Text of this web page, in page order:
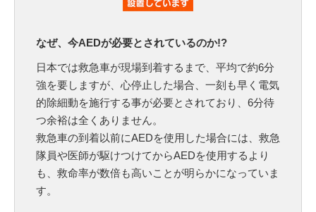
なぜ、今AEDが必要とされているのか!?
日本では救急車が現場到着するまで、平均で約6分
強を要しますが、心停止した場合、一刻も早く電気
的除細動を施行する事が必要とされており、6分待
つ余裕は全くありません。
救急車の到着以前にAEDを使用した場合には、救急
隊員や医師が駆けつけてからAEDを使用するより
も、救命率が数倍も高いことが明らかになっていま
す。